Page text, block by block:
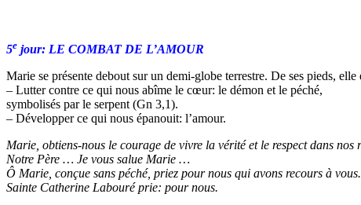
5e jour: LE COMBAT DE L’AMOUR
Marie se présente debout sur un demi-globe terrestre. De ses pieds,
– Lutter contre ce qui nous abîme le cœur: le démon et le péché,
symbolisés par le serpent (Gn 3,1).
– Développer ce qui nous épanouit: l’amour.
Marie, obtiens-nous le courage de vivre la vérité et le respect dans
Notre Père … Je vous salue Marie …
Ô Marie, conçue sans péché, priez pour nous qui avons recours à vous.
Sainte Catherine Labouré prie: pour nous.